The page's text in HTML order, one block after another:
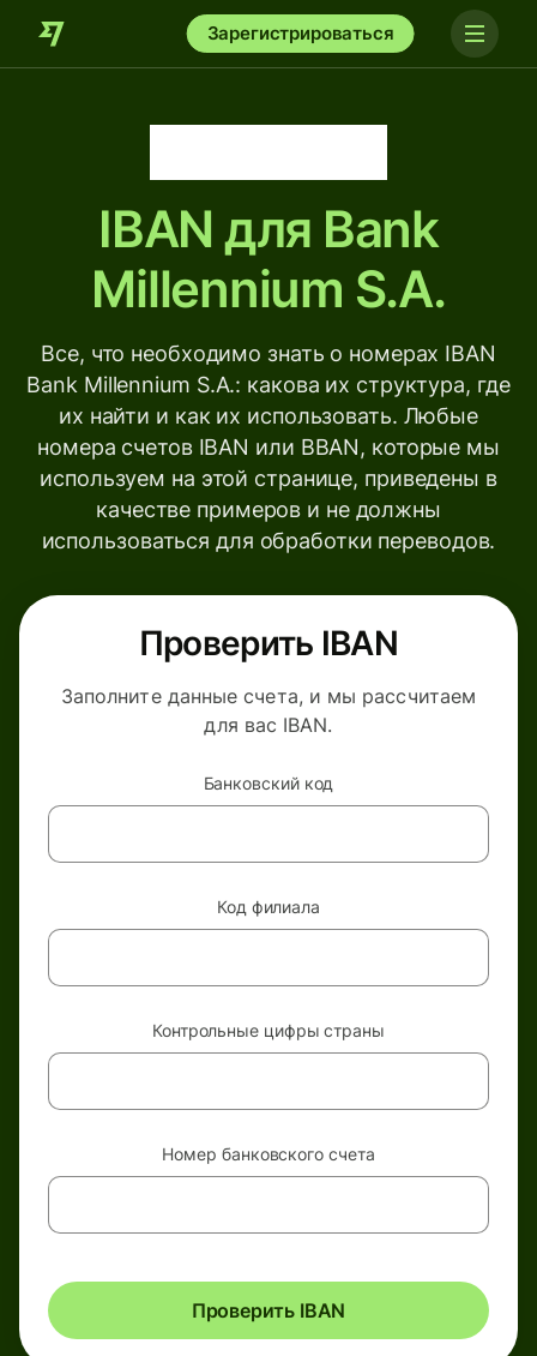
Зарегистрироваться
IBAN для Bank
Millennium S.A.
Все, что необходимо знать о номерах IBAN
Bank Millennium S.A.: какова их структура, где
их найти и как их использовать. Любые
номера счетов IBAN или BBAN, которые мы
используем на этой странице, приведены в
качестве примеров и не должны
использоваться для обработки переводов.
Проверить IBAN
Заполните данные счета, и мы рассчитаем
для вас IBAN.
Банковский код
Код филиала
Контрольные цифры страны
Номер банковского счета
Проверить IBAN